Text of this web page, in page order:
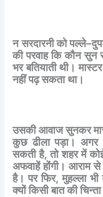
न सरदारनी को पल्ले–
की परवाह कि कौन सुन
भर बतियाती थी। मास्टर
नहींपढ़सकता था।
उसकीआवाजसुनकर
कुछ ढीला पड़ा। अगर
सकती है,तो शहर में
अफवाहें होंगी। आराम से
है। पर फिर,मुहल्ला भी
क्योंकिसीबातकीचिन्ता